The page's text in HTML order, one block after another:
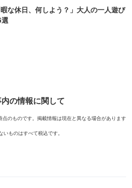
暇な休日、何しよう？」大人の一人遊び
の情報に関して
のものです。掲載情報は現在と異なる場合があります
ものはすべて税込です。